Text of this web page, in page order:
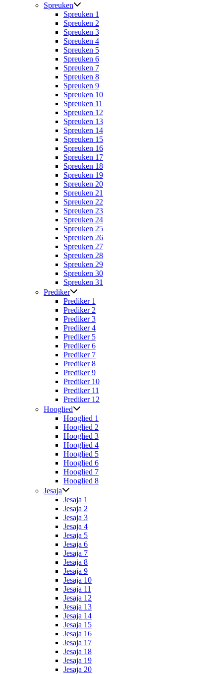
Spreuken
Spreuken 1
Spreuken 2
Spreuken 3
Spreuken 4
Spreuken 5
Spreuken 6
Spreuken 7
Spreuken 8
Spreuken 9
Spreuken 10
Spreuken 11
Spreuken 12
Spreuken 13
Spreuken 14
Spreuken 15
Spreuken 16
Spreuken 17
Spreuken 18
Spreuken 19
Spreuken 20
Spreuken 21
Spreuken 22
Spreuken 23
Spreuken 24
Spreuken 25
Spreuken 26
Spreuken 27
Spreuken 28
Spreuken 29
Spreuken 30
Spreuken 31
Prediker
Prediker 1
Prediker 2
Prediker 3
Prediker 4
Prediker 5
Prediker 6
Prediker 7
Prediker 8
Prediker 9
Prediker 10
Prediker 11
Prediker 12
Hooglied
Hooglied 1
Hooglied 2
Hooglied 3
Hooglied 4
Hooglied 5
Hooglied 6
Hooglied 7
Hooglied 8
Jesaja
Jesaja 1
Jesaja 2
Jesaja 3
Jesaja 4
Jesaja 5
Jesaja 6
Jesaja 7
Jesaja 8
Jesaja 9
Jesaja 10
Jesaja 11
Jesaja 12
Jesaja 13
Jesaja 14
Jesaja 15
Jesaja 16
Jesaja 17
Jesaja 18
Jesaja 19
Jesaja 20